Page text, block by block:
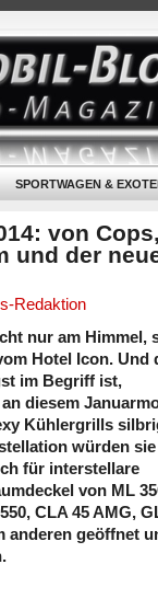
SPORTWAGEN &
von
und der
Redaktion
nur am Himmel,
Hotel Icon. Und
im Begriff ist,
diesem
Kühlergrills
würden sie
für interstellare
von ML
CLA 45 AMG,
anderen geöffnet